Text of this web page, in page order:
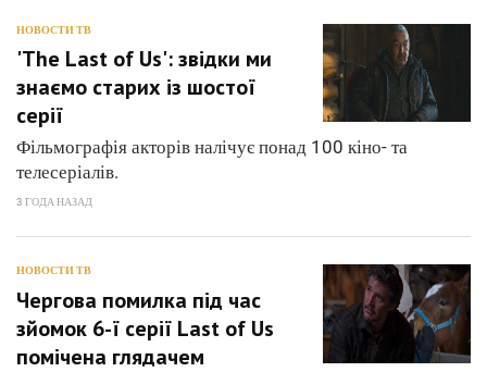
НОВОСТИ ТВ
'The Last of Us': звідки ми
знаємо старих із шостої
серії
Фільмографія акторів налічує понад 100 кіно- та
телесеріалів.
3 ГОДА НАЗАД
НОВОСТИ ТВ
Чергова помилка під час
зйомок 6-ї серії Last of Us
помічена глядачем